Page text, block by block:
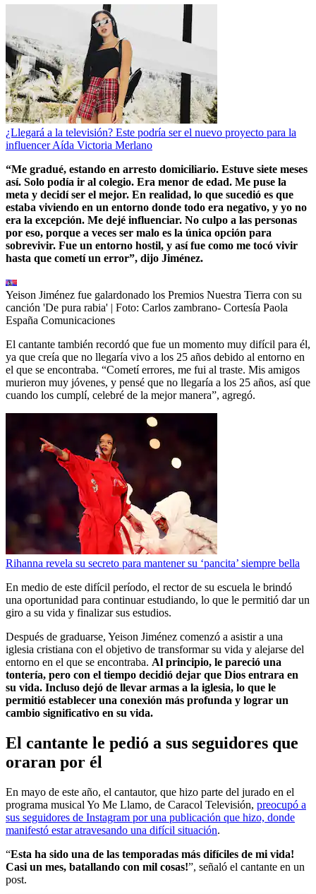
¿Llegará a la televisión? Este podría ser el nuevo proyecto para la
influencer Aída Victoria Merlano
“Me gradué, estando en arresto domiciliario. Estuve siete meses
así. Solo podía ir al colegio. Era menor de edad. Me puse la
meta y decidí ser el mejor. En realidad, lo que sucedió es que
estaba viviendo en un entorno donde todo era negativo, y yo no
era la excepción. Me dejé influenciar. No culpo a las personas
por eso, porque a veces ser malo es la única opción para
sobrevivir. Fue un entorno hostil, y así fue como me tocó vivir
hasta que cometí un error”, dijo Jiménez.
Yeison Jiménez fue galardonado los Premios Nuestra Tierra con su
canción 'De pura rabia' | Foto: Carlos zambrano- Cortesía Paola
España Comunicaciones
El cantante también recordó que fue un momento muy difícil para él,
ya que creía que no llegaría vivo a los 25 años debido al entorno en
el que se encontraba. “Cometí errores, me fui al traste. Mis amigos
murieron muy jóvenes, y pensé que no llegaría a los 25 años, así que
cuando los cumplí, celebré de la mejor manera”, agregó.
Rihanna revela su secreto para mantener su ‘pancita’ siempre bella
En medio de este difícil período, el rector de su escuela le brindó
una oportunidad para continuar estudiando, lo que le permitió dar un
giro a su vida y finalizar sus estudios.
Después de graduarse, Yeison Jiménez comenzó a asistir a una
iglesia cristiana con el objetivo de transformar su vida y alejarse del
entorno en el que se encontraba. Al principio, le pareció una
tontería, pero con el tiempo decidió dejar que Dios entrara en
su vida. Incluso dejó de llevar armas a la iglesia, lo que le
permitió establecer una conexión más profunda y lograr un
cambio significativo en su vida.
El cantante le pedió a sus seguidores que
oraran por él
En mayo de este año, el cantautor, que hizo parte del jurado en el
programa musical Yo Me Llamo, de Caracol Televisión, preocupó a
sus seguidores de Instagram por una publicación que hizo, donde
manifestó estar atravesando una difícil situación.
“Esta ha sido una de las temporadas más difíciles de mi vida!
Casi un mes, batallando con mil cosas!”, señaló el cantante en un
post.